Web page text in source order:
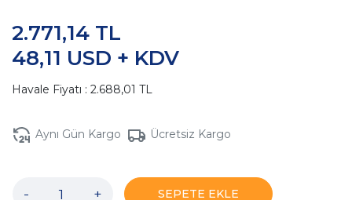
48,11 USD + KDV
2.771,14 TL
Havale Fiyatı : 2.688,01 TL
Aynı Gün Kargo Ücretsiz Kargo
- + SEPETE EKLE